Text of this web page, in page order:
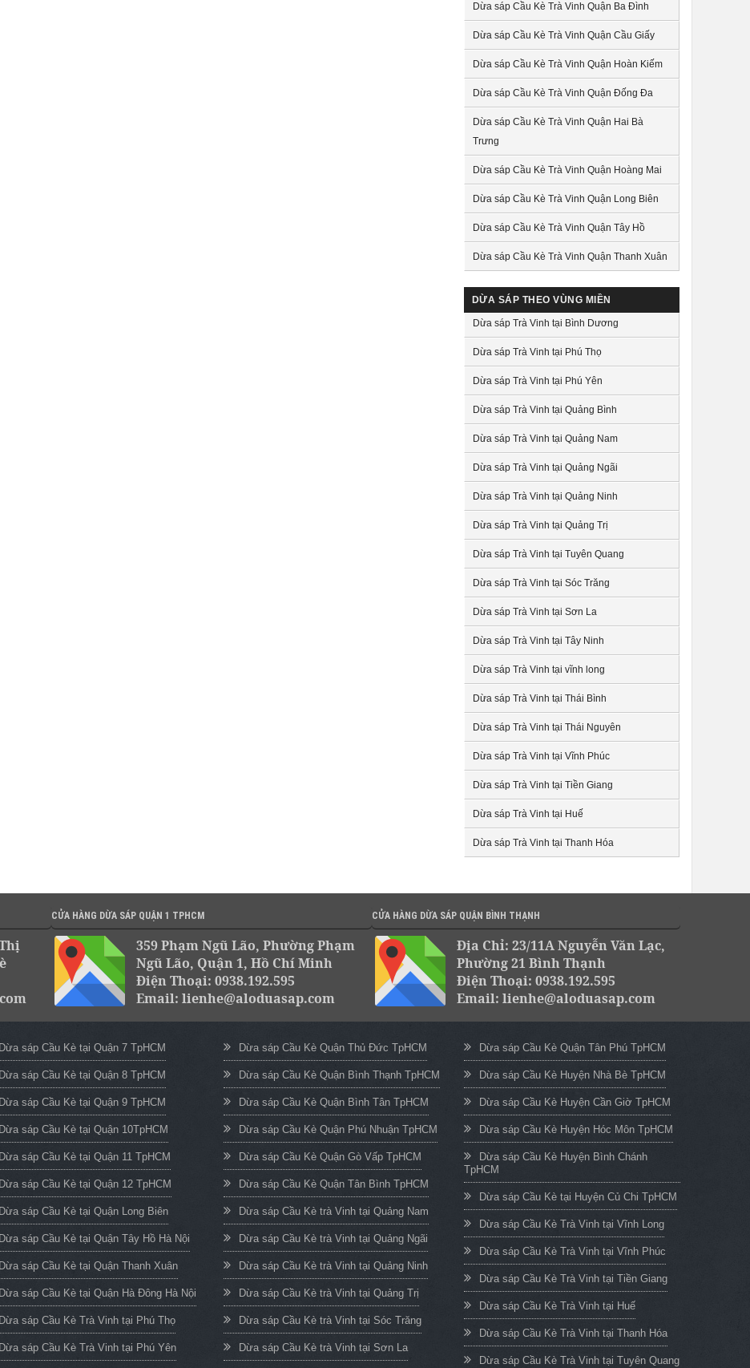
Dừa sáp Cầu Kè Trà Vinh Quận Ba Đình
Dừa sáp Cầu Kè Trà Vinh Quận Cầu Giấy
Dừa sáp Cầu Kè Trà Vinh Quận Hoàn Kiếm
Dừa sáp Cầu Kè Trà Vinh Quận Đống Đa
Dừa sáp Cầu Kè Trà Vinh Quận Hai Bà
Trưng
Dừa sáp Cầu Kè Trà Vinh Quận Hoàng Mai
Dừa sáp Cầu Kè Trà Vinh Quận Long Biên
Dừa sáp Cầu Kè Trà Vinh Quận Tây Hồ
Dừa sáp Cầu Kè Trà Vinh Quận Thanh Xuân
DỪA SÁP THEO VÙNG MIỀN
Dừa sáp Trà Vinh tại Bình Dương
Dừa sáp Trà Vinh tại Phú Thọ
Dừa sáp Trà Vinh tại Phú Yên
Dừa sáp Trà Vinh tại Quảng Bình
Dừa sáp Trà Vinh tại Quảng Nam
Dừa sáp Trà Vinh tại Quảng Ngãi
Dừa sáp Trà Vinh tại Quảng Ninh
Dừa sáp Trà Vinh tại Quảng Trị
Dừa sáp Trà Vinh tại Tuyên Quang
Dừa sáp Trà Vinh tại Sóc Trăng
Dừa sáp Trà Vinh tại Sơn La
Dừa sáp Trà Vinh tại Tây Ninh
Dừa sáp Trà Vinh tại vĩnh long
Dừa sáp Trà Vinh tại Thái Bình
Dừa sáp Trà Vinh tại Thái Nguyên
Dừa sáp Trà Vinh tại Vĩnh Phúc
Dừa sáp Trà Vinh tại Tiền Giang
Dừa sáp Trà Vinh tại Huế
Dừa sáp Trà Vinh tại Thanh Hóa
CỬA HÀNG DỪA SÁP QUẬN 1 TPHCM
359 Phạm Ngũ Lão, Phường Phạm
Ngũ Lão, Quận 1, Hồ Chí Minh
Điện Thoại: 0938.192.595
Email: lienhe@aloduasap.com
CỬA HÀNG DỪA SÁP QUẬN BÌNH THẠNH
Địa Chỉ: 23/11A Nguyễn Văn Lạc,
Phường 21 Bình Thạnh
Điện Thoại: 0938.192.595
Email: lienhe@aloduasap.com
Dừa sáp Cầu Kè tại Quận 7 TpHCM
Dừa sáp Cầu Kè tại Quận 8 TpHCM
Dừa sáp Cầu Kè tại Quận 9 TpHCM
Dừa sáp Cầu Kè tại Quận 10TpHCM
Dừa sáp Cầu Kè tại Quận 11 TpHCM
Dừa sáp Cầu Kè tại Quận 12 TpHCM
Dừa sáp Cầu Kè tại Quận Long Biên
Dừa sáp Cầu Kè tại Quận Tây Hồ Hà Nội
Dừa sáp Cầu Kè tại Quận Thanh Xuân
Dừa sáp Cầu Kè tại Quận Hà Đông Hà Nội
Dừa sáp Cầu Kè Trà Vinh tại Phú Thọ
Dừa sáp Cầu Kè Trà Vinh tại Phú Yên
Dừa sáp Cầu Kè Quận Thủ Đức TpHCM
Dừa sáp Cầu Kè Quận Bình Thạnh TpHCM
Dừa sáp Cầu Kè Quận Bình Tân TpHCM
Dừa sáp Cầu Kè Quận Phú Nhuận TpHCM
Dừa sáp Cầu Kè Quận Gò Vấp TpHCM
Dừa sáp Cầu Kè Quận Tân Bình TpHCM
Dừa sáp Cầu Kè trà Vinh tại Quảng Nam
Dừa sáp Cầu Kè trà Vinh tại Quảng Ngãi
Dừa sáp Cầu Kè trà Vinh tại Quảng Ninh
Dừa sáp Cầu Kè trà Vinh tại Quảng Trị
Dừa sáp Cầu Kè trà Vinh tại Sóc Trăng
Dừa sáp Cầu Kè trà Vinh tại Sơn La
Dừa sáp Cầu Kè Quận Tân Phú TpHCM
Dừa sáp Cầu Kè Huyện Nhà Bè TpHCM
Dừa sáp Cầu Kè Huyện Cần Giờ TpHCM
Dừa sáp Cầu Kè Huyện Hóc Môn TpHCM
Dừa sáp Cầu Kè Huyện Bình Chánh
TpHCM
Dừa sáp Cầu Kè tại Huyện Củ Chi TpHCM
Dừa sáp Cầu Kè Trà Vinh tại Vĩnh Long
Dừa sáp Cầu Kè Trà Vinh tại Vĩnh Phúc
Dừa sáp Cầu Kè Trà Vinh tại Tiền Giang
Dừa sáp Cầu Kè Trà Vinh tại Huế
Dừa sáp Cầu Kè Trà Vinh tại Thanh Hóa
Dừa sáp Cầu Kè Trà Vinh tại Tuyên Quang